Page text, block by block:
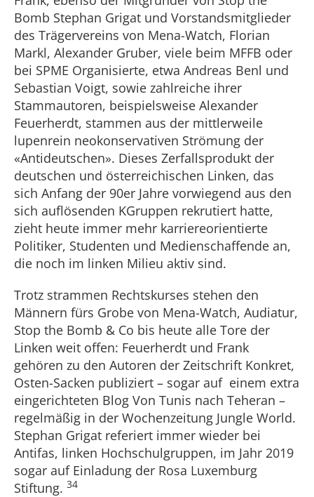
Bomb Stephan Grigat und Vorstandsmitglieder
des Trägervereins von Mena-Watch, Florian
Markl, Alexander Gruber, viele beim MFFB oder
bei SPME Organisierte, etwa Andreas Benl und
Sebastian Voigt, sowie zahlreiche ihrer
Stammautoren, beispielsweise Alexander
Feuerherdt, stammen aus der mittlerweile
lupenrein neokonservativen Strömung der
«Antideutschen». Dieses Zerfallsprodukt der
deutschen und österreichischen Linken, das
sich Anfang der 90er Jahre vorwiegend aus den
sich auflösenden KGruppen rekrutiert hatte,
zieht heute immer mehr karriereorientierte
Politiker, Studenten und Medienschaffende an,
die noch im linken Milieu aktiv sind.
Trotz strammen Rechtskurses stehen den
Männern fürs Grobe von Mena-Watch, Audiatur,
Stop the Bomb & Co bis heute alle Tore der
Linken weit offen: Feuerherdt und Frank
gehören zu den Autoren der Zeitschrift Konkret,
Osten-Sacken publiziert – sogar auf einem extra
eingerichteten Blog Von Tunis nach Teheran –
regelmäßig in der Wochenzeitung Jungle World.
Stephan Grigat referiert immer wieder bei
Antifas, linken Hochschulgruppen, im Jahr 2019
sogar auf Einladung der Rosa Luxemburg
Stiftung. 34